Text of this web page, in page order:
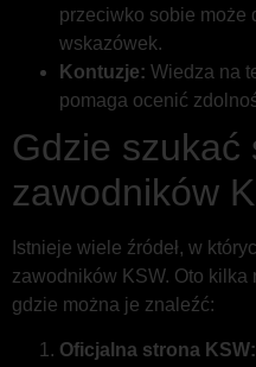
przeciwko sobie może
wskazówek.
Kontuzje: Wiedza na
pomaga ocenić
Gdzie szukać
zawodników
Istnieje wiele źródeł, w
zawodników KSW. Oto
gdzie można je znaleźć:
Oficjalna strona KSW: